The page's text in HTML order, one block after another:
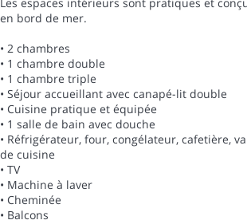
en bord de mer.
• 2 chambres
• 1 chambre double
• 1 chambre triple
• Séjour accueillant avec canapé-lit double
• Cuisine pratique et équipée
• 1 salle de bain avec douche
• Réfrigérateur, four, congélateur, cafetière,
de cuisine
• TV
• Machine à laver
• Cheminée
• Balcons